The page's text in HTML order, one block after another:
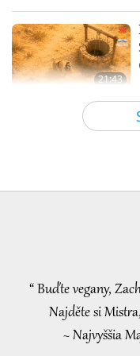
21:43
19:47
38:45
Medzi Majstrom a žiakmi
“ Buďte vegany,
Najděte si
~ Najvyššia